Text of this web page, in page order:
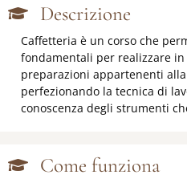
Descrizione
Caffetteria è un corso che
fondamentali per realizzare
preparazioni appartenenti
perfezionando la tecnica di
conoscenza degli strumenti
Come funziona